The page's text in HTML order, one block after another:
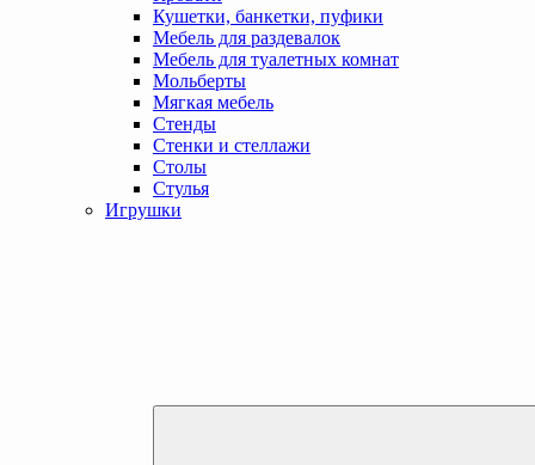
Кушетки, банкетки, пуфики
Мебель для раздевалок
Мебель для туалетных комнат
Мольберты
Мягкая мебель
Стенды
Стенки и стеллажи
Столы
Стулья
Игрушки